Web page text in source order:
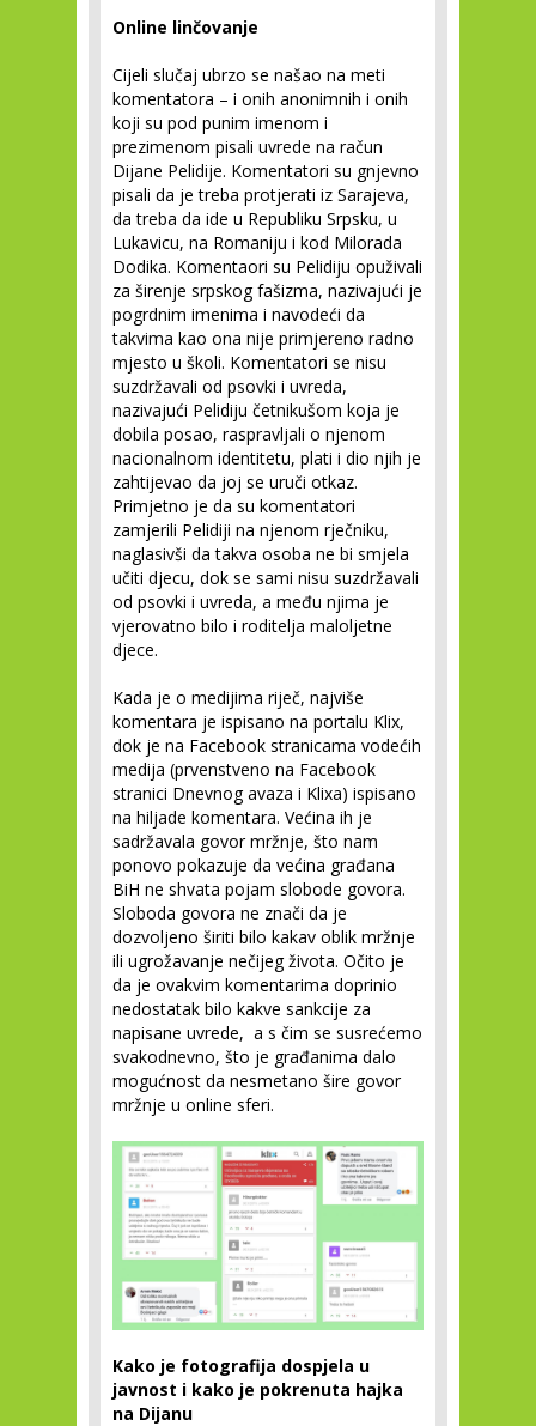
Online linčovanje
Cijeli slučaj ubrzo se našao na meti
komentatora – i onih anonimnih i onih
koji su pod punim imenom i
prezimenom pisali uvrede na račun
Dijane Pelidije. Komentatori su gnjevno
pisali da je treba protjerati iz Sarajeva,
da treba da ide u Republiku Srpsku, u
Lukavicu, na Romaniju i kod Milorada
Dodika. Komentaori su Pelidiju opuživali
za širenje srpskog fašizma, nazivajući je
pogrdnim imenima i navodeći da
takvima kao ona nije primjereno radno
mjesto u školi. Komentatori se nisu
suzdržavali od psovki i uvreda,
nazivajući Pelidiju četnikušom koja je
dobila posao, raspravljali o njenom
nacionalnom identitetu, plati i dio njih je
zahtijevao da joj se uruči otkaz.
Primjetno je da su komentatori
zamjerili Pelidiji na njenom rječniku,
naglasivši da takva osoba ne bi smjela
učiti djecu, dok se sami nisu suzdržavali
od psovki i uvreda, a među njima je
vjerovatno bilo i roditelja maloljetne
djece.
Kada je o medijima riječ, najviše
komentara je ispisano na portalu Klix,
dok je na Facebook stranicama vodećih
medija (prvenstveno na Facebook
stranici Dnevnog avaza i Klixa) ispisano
na hiljade komentara. Većina ih je
sadržavala govor mržnje, što nam
ponovo pokazuje da većina građana
BiH ne shvata pojam slobode govora.
Sloboda govora ne znači da je
dozvoljeno širiti bilo kakav oblik mržnje
ili ugrožavanje nečijeg života. Očito je
da je ovakvim komentarima doprinio
nedostatak bilo kakve sankcije za
napisane uvrede, a s čim se susrećemo
svakodnevno, što je građanima dalo
mogućnost da nesmetano šire govor
mržnje u online sferi.
Kako je fotografija dospjela u
javnost i kako je pokrenuta hajka
na Dijanu